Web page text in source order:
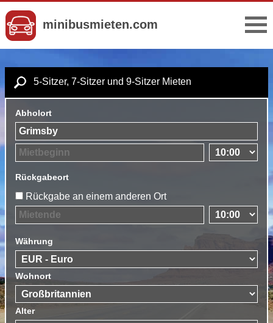
minibusmieten.com
5-Sitzer, 7-Sitzer und 9-Sitzer Mieten
Abholort
Rückgabeort
Rückgabe an einem anderen Ort
Währung
Wohnort
Alter